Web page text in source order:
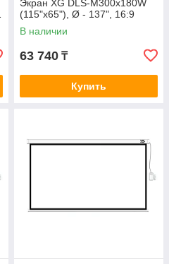
Экран XG DLS-M300x180W
(115"х65"), Ø - 137", 16:9
В наличии
63 740 ₸
Купить